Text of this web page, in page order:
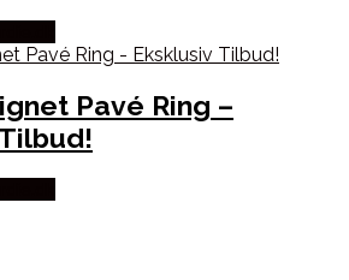
Pavé Ring –